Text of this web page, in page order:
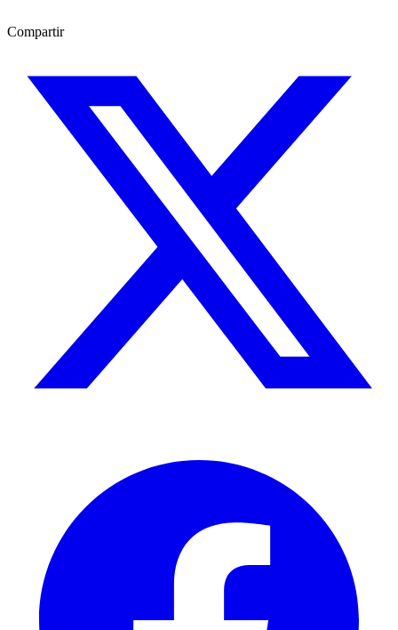
Compartir